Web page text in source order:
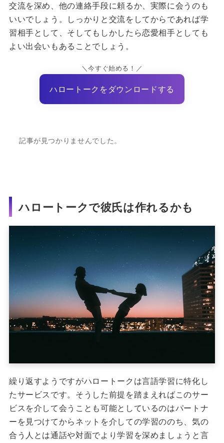
交流を深め、他の連絡手段に頼るか、実際に会うのも
いいでしょう。しっかりと交流をしてからであれば学
習相手として、そしてもしかしたら恋愛相手としても
よい出会いもあることでしょう。
＼今すぐ始める！／
ハロートークをダウンロードする
記事が見つかりませんでした。
ハロートークで彼氏は作れるかも
繰り返すようですがハロートークは言語学習に特化し
たサービスです。そうした前提を踏まえればこのサー
ビスを介して会うことも可能としているのはパートナ
ーを見つけてからネットを介しての学習ののち、気の
合う人とは通話や対面でより学習を深めましょうと言